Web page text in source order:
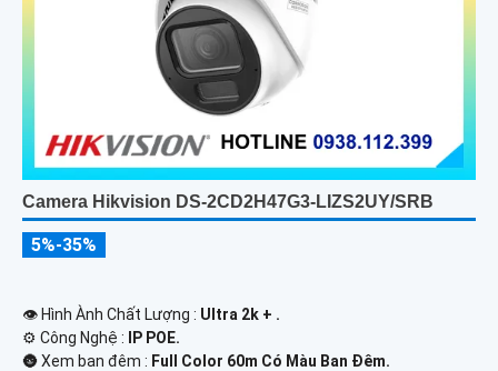
Camera Hikvision DS-2CD2H47G3-LIZS2UY/SRB
5%-35%
👁 Hình Ành Chất Lượng : Ultra 2k + .
⚙ Công Nghệ :
IP POE.
🌚 Xem ban đêm : Full Color 60m Có Màu Ban Ðêm.